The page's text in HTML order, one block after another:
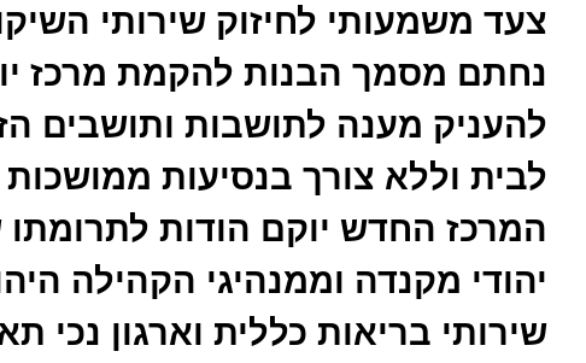
צעד משמעותי לחיזוק שירותי
נחתם מסמך הבנות להקמת מרכז
להעניק מענה לתושבות ותושבים
לבית וללא צורך בנסיעות
המרכז החדש יוקם הודות לתרומתו
יהודי מקנדה וממנהיגי הקהילה
שירותי בריאות כללית וארגון נכי